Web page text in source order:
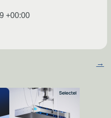
+00:00
→